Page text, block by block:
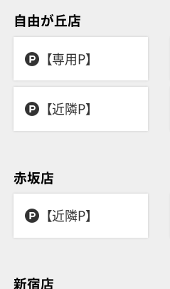
自由が丘店
【専用P】
【近隣P】
赤坂店
【近隣P】
新宿店